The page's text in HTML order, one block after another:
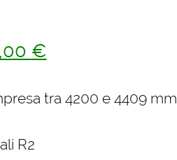
€.
€
attuale
tra 4200 e 4409 mm
R2